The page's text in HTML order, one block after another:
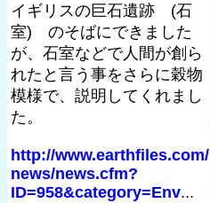
イギリスの巨石遺跡 (石
室) のそばにできました
が、石室などで人間が創ら
れたと言う事をさらに穀物
模様で、説明してくれまし
た。
http://www.earthfiles.com/
news/news.cfm?
ID=958&category=Env...